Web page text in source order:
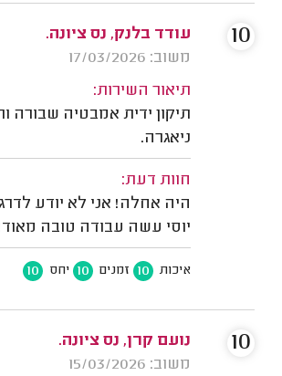
עודד בלנק, נס ציונה.
משוב: 17/03/2026
תיאור השירות:
תיקון ידית אמבטיה שבורה
ניאגרה.
חוות דעת:
היה אחלה! אני לא יודע
יוסי עשה עבודה טובה
איכות 10 זמנים 10 יחס 10
10
נועם קרן, נס ציונה.
משוב: 15/03/2026
10